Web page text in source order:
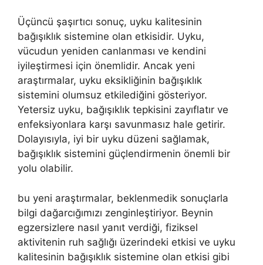
Üçüncü şaşırtıcı sonuç, uyku kalitesinin
bağışıklık sistemine olan etkisidir. Uyku,
vücudun yeniden canlanması ve kendini
iyileştirmesi için önemlidir. Ancak yeni
araştırmalar, uyku eksikliğinin bağışıklık
sistemini olumsuz etkilediğini gösteriyor.
Yetersiz uyku, bağışıklık tepkisini zayıflatır ve
enfeksiyonlara karşı savunmasız hale getirir.
Dolayısıyla, iyi bir uyku düzeni sağlamak,
bağışıklık sistemini güçlendirmenin önemli bir
yolu olabilir.
bu yeni araştırmalar, beklenmedik sonuçlarla
bilgi dağarcığımızı zenginleştiriyor. Beynin
egzersizlere nasıl yanıt verdiği, fiziksel
aktivitenin ruh sağlığı üzerindeki etkisi ve uyku
kalitesinin bağışıklık sistemine olan etkisi gibi